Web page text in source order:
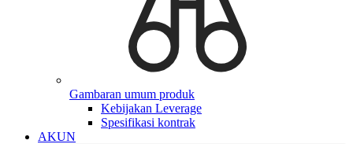
Gambaran umum produk
Kebijakan Leverage
Spesifikasi kontrak
AKUN